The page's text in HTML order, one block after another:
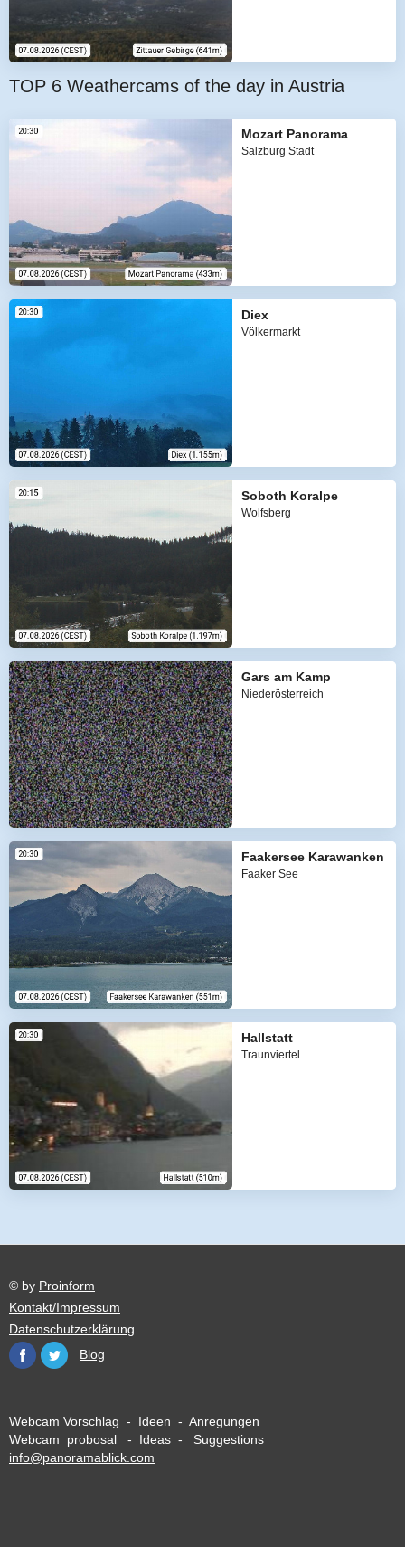
TOP 6 Weathercams of the day in Austria
Mozart Panorama
Salzburg Stadt
Diex
Völkermarkt
Soboth Koralpe
Wolfsberg
Gars am Kamp
Niederösterreich
Faakersee Karawanken
Faaker See
Hallstatt
Traunviertel
© by Proinform
Kontakt/Impressum
Datenschutzerklärung
Blog
Webcam Vorschlag - Ideen - Anregungen
Webcam probosal - Ideas - Suggestions
info@panoramablick.com